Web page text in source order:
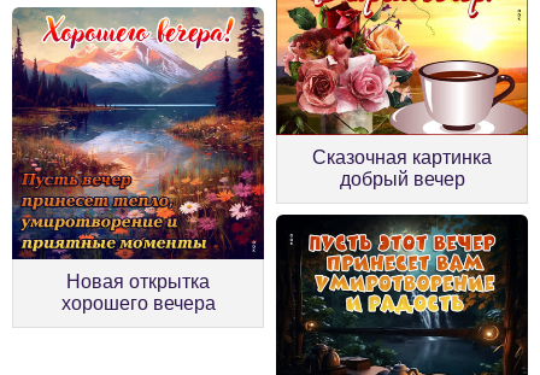
Сказочная картинка
добрый вечер
Новая открытка
хорошего вечера